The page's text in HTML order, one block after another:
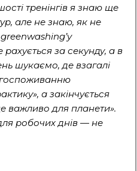
тренінгів я знаю ще
але не знаю, як не
рахується за секунду, а в
шукаємо, де взагалі
а закінчується
важливо для планети».
робочих днів — не